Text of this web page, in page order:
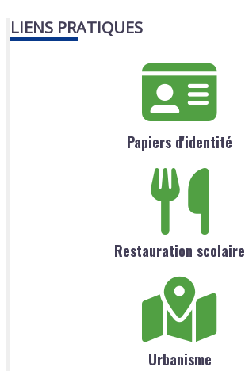
LIENS PRATIQUES
Papiers d'identité
Restauration scolaire
Urbanisme